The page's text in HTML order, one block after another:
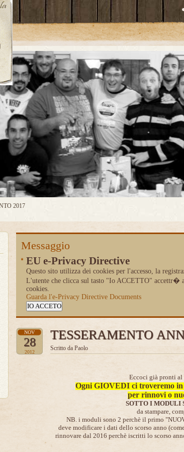
2017
Messaggio
EU e-Privacy Directive
Questo sito utilizza dei cookies per l'accesso, la
L'utente che clicca sul tasto "Io ACCETTO" accettr�
cookies.
Guarda l'e-Privacy Directive Documents
IO ACCETO
NOV
28
2012
TESSERAMENTO
Scritto da Paolo
Eccoci già pronti al
Ogni GIOVEDI ci troveremo in
per rinnovi o
SOTTO I MODULI
da stampare,
NB. i moduli sono 2 perchè il primo
deve modificare i dati dello scorso anno
rinnovare dal 2016 perchè iscritti lo scorso